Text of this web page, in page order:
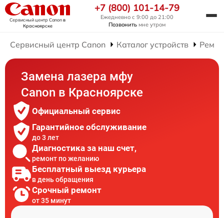
Сервисный центр Canonв
Красноярске
+7 (800) 101-14-79
Ежедневно с 9:00 до 21:00
Позвонить мне утром
Сервисный центр Canon Каталог устройств
Замена лазера мфу
Canon в Красноярске
Официальный сервис
Гарантийное обслуживание
до 3 лет
Диагностика за наш счет,
ремонт по желанию
Бесплатный выезд курьера
в день обращения
Срочный ремонт
от 35 минут